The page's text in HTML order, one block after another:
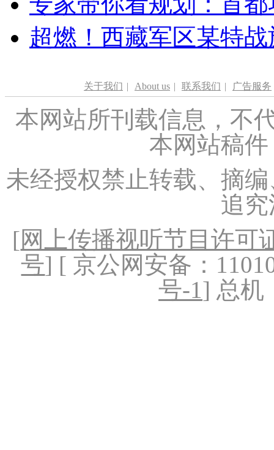
超燃！西藏军区某特
关于我们 | About us | 联系我们 | 广告服务
本网站所刊载信息，不
本网站稿
未经授权禁止转载、摘
追
[网上传播视听节目许可
号] [ 京公网安备：
号-1] 总机